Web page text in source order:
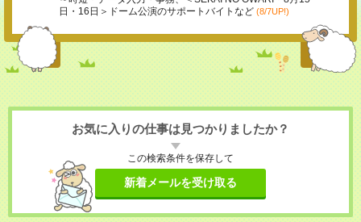
日・16日＞ドーム公演のサポートバイトなど (8/7UP!)
お気に入りの仕事は見つかりましたか？
この検索条件を保存して
新着メールを受け取る